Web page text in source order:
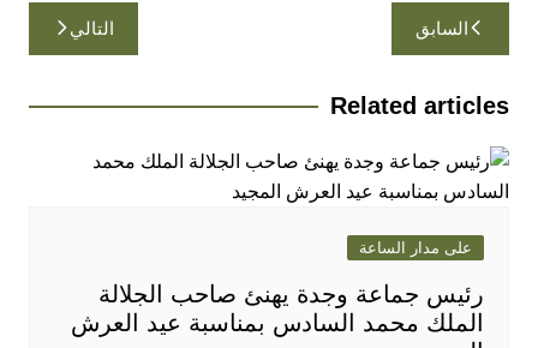
تصفّح
المقالات
السابق التالي
Related articles
على مدار الساعة
رئيس جماعة وجدة يهنئ صاحب الجلالة
الملك محمد السادس بمناسبة عيد العرش